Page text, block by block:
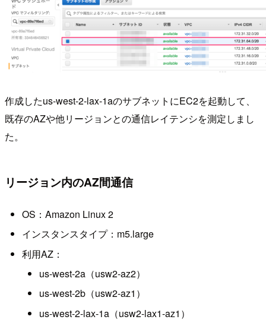
作成したus-west-2-lax-1aのサブネットにEC2を起動して、
既存のAZや他リージョンとの通信レイテンシを測定しまし
た。
リージョン内のAZ間通信
OS：Amazon Linux 2
インスタンスタイプ：m5.large
利用AZ：
us-west-2a（usw2-az2）
us-west-2b（usw2-az1）
us-west-2-lax-1a（usw2-lax1-az1）